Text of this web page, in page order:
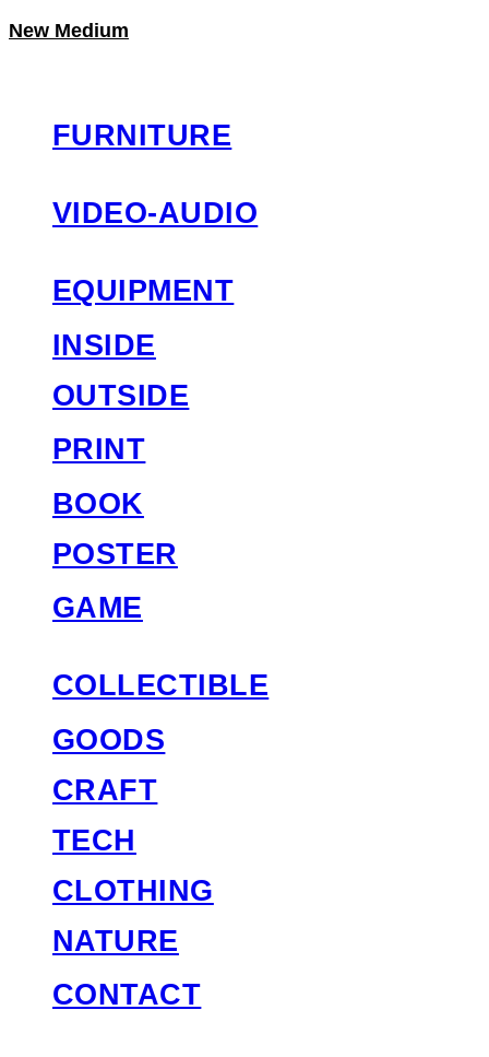
New Medium
FURNITURE
VIDEO-AUDIO
EQUIPMENT
INSIDE
OUTSIDE
PRINT
BOOK
POSTER
GAME
COLLECTIBLE
GOODS
CRAFT
TECH
CLOTHING
NATURE
CONTACT